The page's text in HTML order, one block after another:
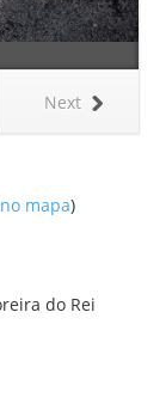
Next
mapa)
do Rei